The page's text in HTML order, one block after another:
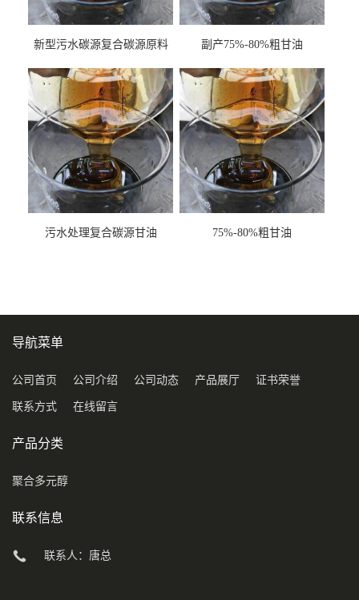
新型污水碳源复合碳源原料
副产75%-80%粗甘油
污水处理复合碳源甘油
75%-80%粗甘油
导航菜单
公司首页 公司介绍 公司动态 产品展厅 证书荣誉
联系方式 在线留言
产品分类
聚合多元醇
联系信息
联系人：唐总